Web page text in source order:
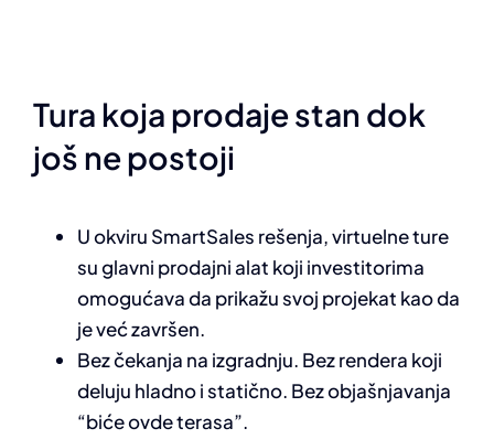
Tura koja prodaje stan dok
još ne postoji
U okviru SmartSales rešenja, virtuelne ture
su glavni prodajni alat koji investitorima
omogućava da prikažu svoj projekat kao da
je već završen.
Bez čekanja na izgradnju. Bez rendera koji
deluju hladno i statično. Bez objašnjavanja
“biće ovde terasa”.